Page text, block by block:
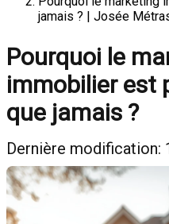
jamais ? | Josée
Pourquoi le
immobilier est
que jamais ?
Dernière modification: